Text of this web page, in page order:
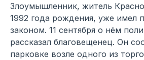
Злоумышленник, житель
1992 года рождения, уже имел
законом. 11 сентября о нём
рассказал благовещенец. Он
парковке возле одного из